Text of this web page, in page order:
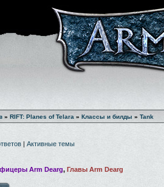
» RIFT: Planes of Telara » Классы и билды » Tank
| Активные темы
Arm Dearg, Главы Arm Dearg